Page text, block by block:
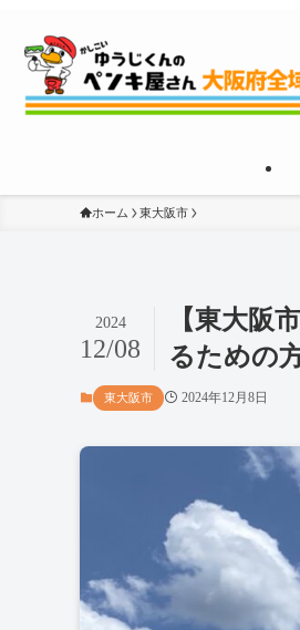
ホーム 東大阪市
【東大阪
るための
2024
12/08
東大阪市 2024年12月8日